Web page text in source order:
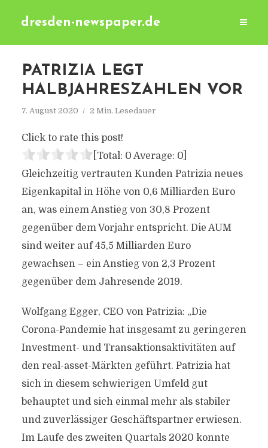
dresden-newspaper.de
PATRIZIA LEGT
HALBJAHRESZAHLEN VOR
7. August 2020 2 Min. Lesedauer
Click to rate this post!
[Total: 0 Average: 0]
Gleichzeitig vertrauten Kunden Patrizia neues
Eigenkapital in Höhe von 0,6 Milliarden Euro
an, was einem Anstieg von 30,8 Prozent
gegenüber dem Vorjahr entspricht. Die AUM
sind weiter auf 45,5 Milliarden Euro
gewachsen – ein Anstieg von 2,3 Prozent
gegenüber dem Jahresende 2019.
Wolfgang Egger, CEO von Patrizia: „Die
Corona-Pandemie hat insgesamt zu geringeren
Investment- und Transaktionsaktivitäten auf
den real-asset-Märkten geführt. Patrizia hat
sich in diesem schwierigen Umfeld gut
behauptet und sich einmal mehr als stabiler
und zuverlässiger Geschäftspartner erwiesen.
Im Laufe des zweiten Quartals 2020 konnte